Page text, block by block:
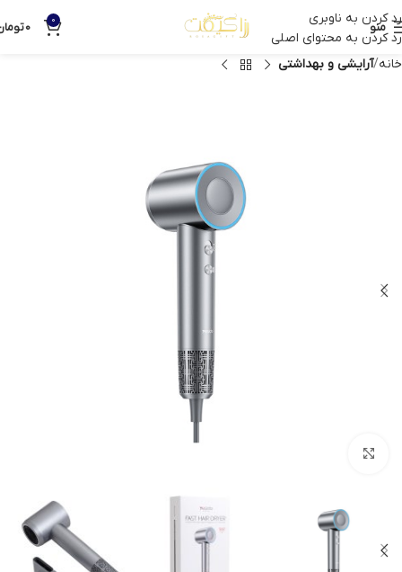
رد کردن به ناوبری
رد کردن به محتوای اصلی
منو 0
0
خانه آرایشی و بهداشتی